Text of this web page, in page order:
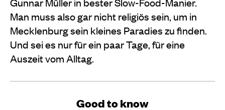
Man muss also gar nicht religiös sein, um in
Mecklenburg sein kleines Paradies zu finden.
Und sei es nur für ein paar Tage, für eine
Auszeit vom Alltag.
Good to know